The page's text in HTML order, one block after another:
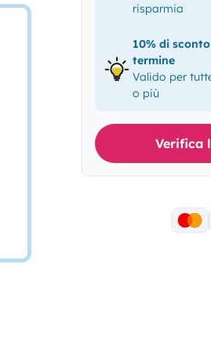
risparmia
10% di
termine
Valido per
o più
Verifica